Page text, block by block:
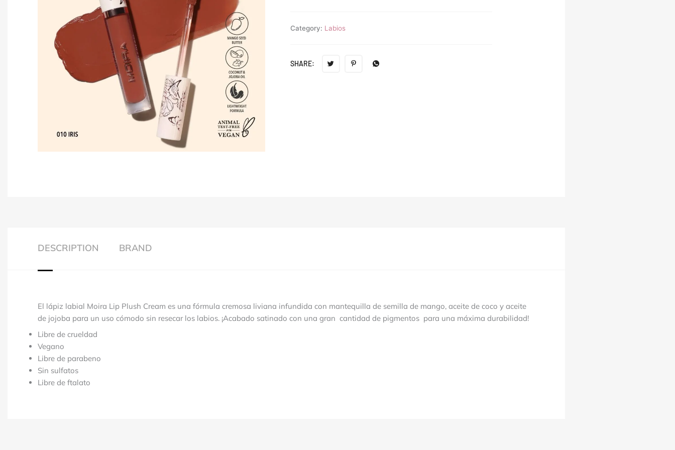
Category: Labios
SHARE:
DESCRIPTION BRAND
El lápiz labial Moira Lip Plush Cream es una fórmula cremosa liviana infundida con mantequilla de semilla de mango, aceite de coco y aceite
de jojoba para un uso cómodo sin resecar los labios. ¡Acabado satinado con una gran cantidad de pigmentos para una máxima durabilidad!
Libre de crueldad
Vegano
Libre de parabeno
Sin sulfatos
Libre de ftalato